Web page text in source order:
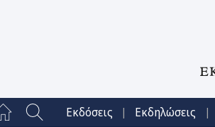
Εκδόσεις | Εκδηλώσεις |